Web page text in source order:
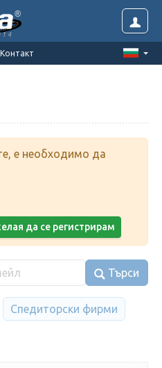
Контакт
е необходимо да
да се регистрирам
Търси
Спедиторски фирми